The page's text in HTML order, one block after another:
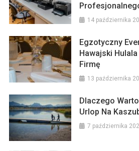
14 października
Egzotyczny
Hawajski
Firmę
13 października
Dlaczego
Urlop Na
7 października